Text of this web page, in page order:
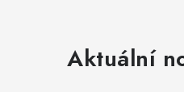
Aktuální